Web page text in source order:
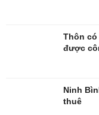
Thôn có
được
Ninh
thuê